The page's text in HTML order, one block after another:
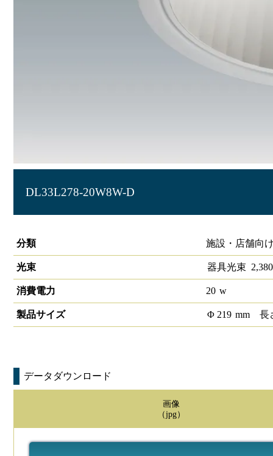
DL33L278-20W8W-D
分類
施設・店舗向
光束 器具光束 2,380
消費電力 20 w
製品サイズ Φ 219 mm 長
データダウンロード
画像
（jpg）